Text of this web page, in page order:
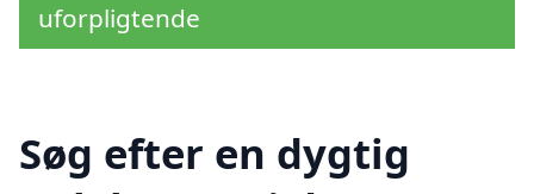
uforpligtende
Søg efter en dygtig